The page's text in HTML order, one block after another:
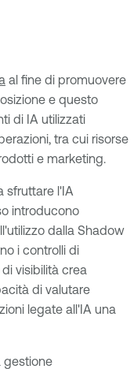
al fine di promuovere
e questo
di IA utilizzati
tra cui risorse
e marketing.
sfruttare l'IA
introducono
dalla Shadow
i controlli di
visibilità crea
di valutare
legate all'IA una
gestione